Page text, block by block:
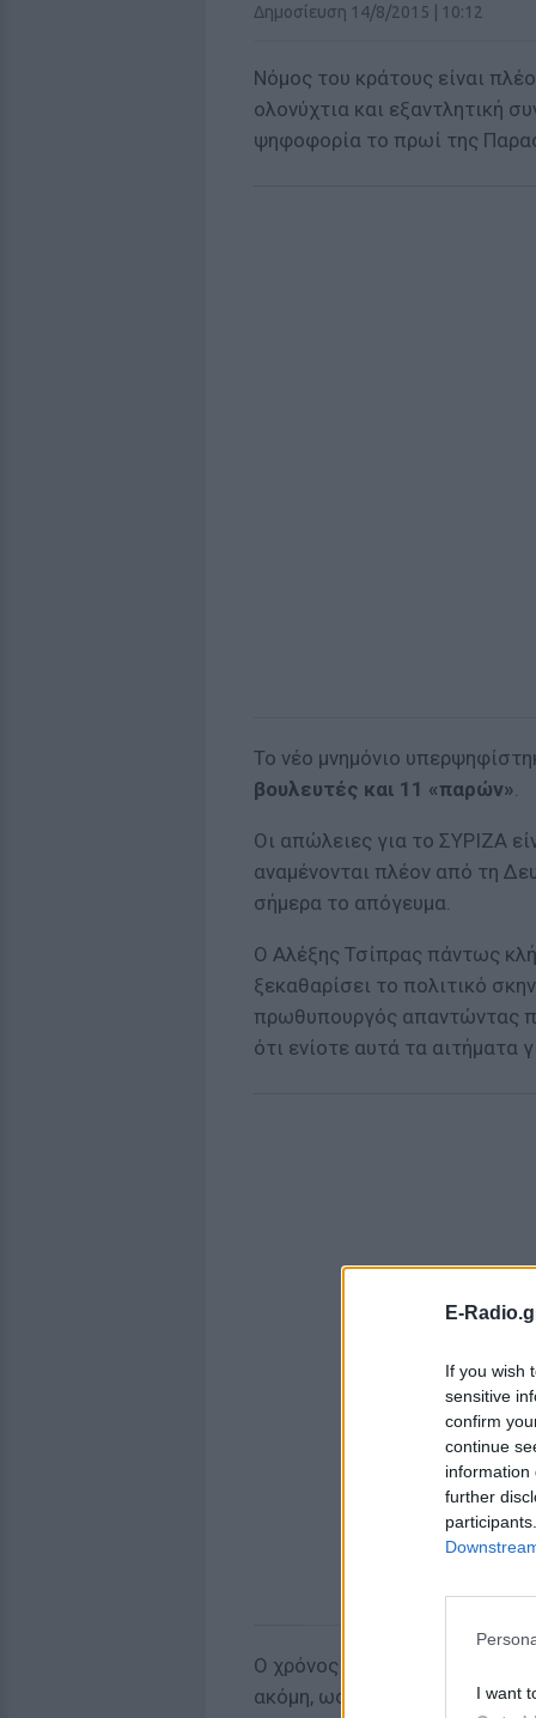
E-
If you wish
sensitive
confirm
continue
information
further
I want
Δημοσίευση 14/8/2015 | 10:12
Νόμος του κράτους είναι
ολονύχτια και εξαντλητική
ψηφοφορία το πρωί της
Το νέο μνημόνιο
βουλευτές και 11 «παρών».
Οι απώλειες για το ΣΥΡΙΖΑ
αναμένονται πλέον από τη
σήμερα το απόγευμα.
Ο Αλέξης Τσίπρας πάντως
ξεκαθαρίσει το πολιτικό
πρωθυπουργός απαντώντας
ότι ενίοτε αυτά τα αιτήματα
Ο χρόνος της πρόωρης
ακόμη, ωστόσο κανένα